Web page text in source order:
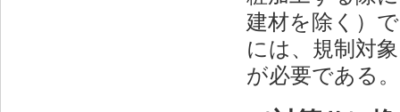
建材を除く）
には、規制対
が必要である。